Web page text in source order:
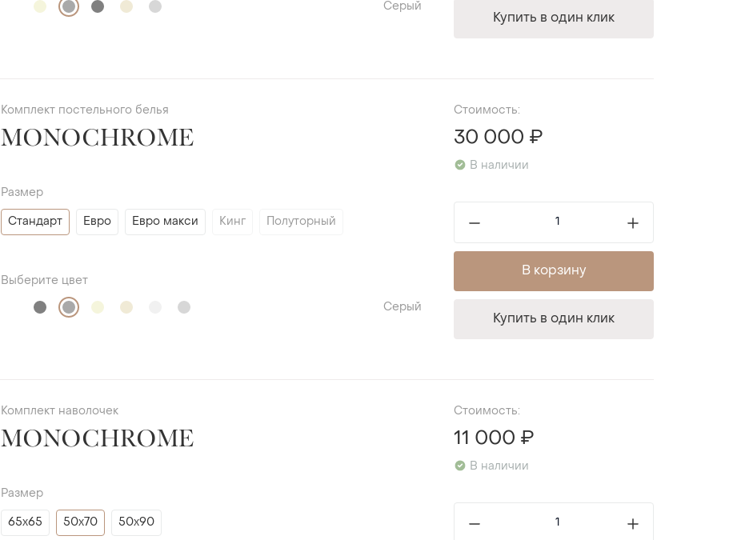
Серый
Купить в один клик
Комплект постельного белья
MONOCHROME
Размер
Стандарт Евро Евро макси Кинг Полуторный
Выберите цвет
Серый
Стоимость:
30 000 ₽
В наличии
В корзину
Купить в один клик
Комплект наволочек
MONOCHROME
Размер
65х65 50х70 50х90
Стоимость:
11 000 ₽
В наличии